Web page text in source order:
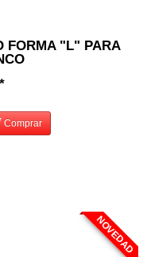
FORMA "L" PARA
Comprar
NOVEDAD